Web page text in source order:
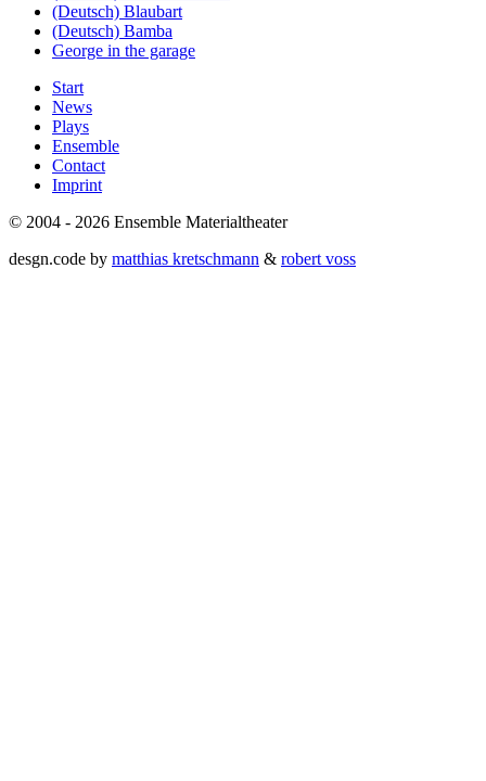
(Deutsch) Blaubart
(Deutsch) Bamba
George in the garage
Start
News
Plays
Ensemble
Contact
Imprint
© 2004 - 2026 Ensemble Materialtheater
desgn.code by matthias kretschmann & robert voss